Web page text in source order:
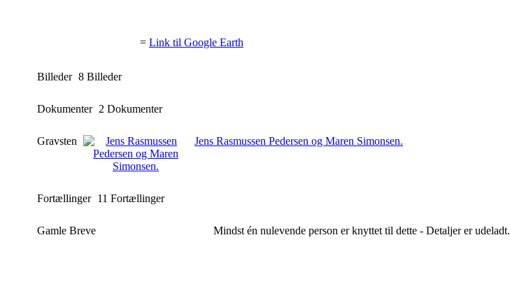
= Link til Google Earth
Billeder 8 Billeder
Dokumenter 2 Dokumenter
Gravsten Jens Rasmussen Pedersen og Maren Simonsen.
Fortællinger 11 Fortællinger
Gamle Breve Mindst én nulevende person er knyttet til dette - Detaljer er udeladt.